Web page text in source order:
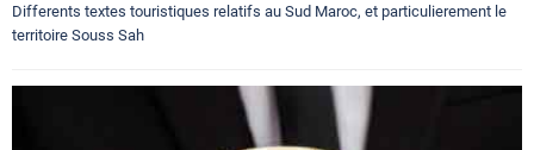
Differents textes touristiques relatifs au Sud Maroc, et particulierement le
territoire Souss Sah